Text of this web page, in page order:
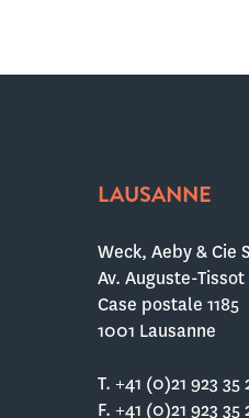
LAUSANNE
Weck, Aeby & Cie
Av. Auguste-Tissot
Case postale 1185
1001 Lausanne
T. +41 (0)21 923 35
F. +41 (0)21 923 35